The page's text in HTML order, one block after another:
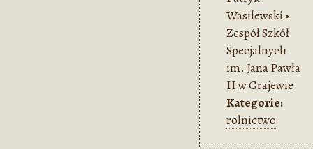
Wasilewski •
Zespół Szkół
Specjalnych
im. Jana Pawła
II w Grajewie
Kategorie:
rolnictwo